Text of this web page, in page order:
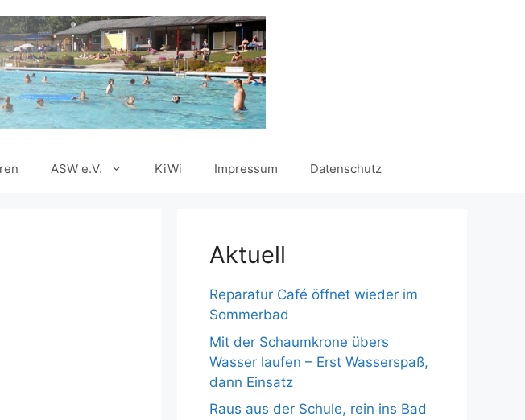
ASW e.V. KiWi Impressum Datenschutz
Aktuell
Reparatur Café öffnet wieder im
Sommerbad
Mit der Schaumkrone übers
Wasser laufen – Erst Wasserspaß,
dann Einsatz
Raus aus der Schule, rein ins Bad